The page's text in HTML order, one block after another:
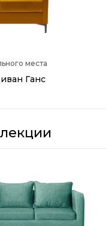
принадлежностей
мест
места
Ганс